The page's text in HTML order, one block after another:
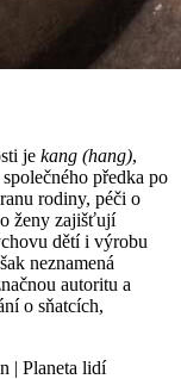
je kang (hang),
předka po
rodiny, péči o
ženy zajišťují
dětí i výrobu
neznamená
autoritu a
o sňatcích,